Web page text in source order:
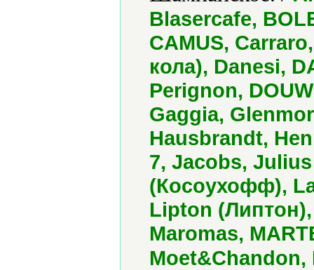
Blasercafe,
CAMUS,
кола), Danesi,
Perignon,
Gaggia,
Hausbrandt,
7, Jacobs,
(Косоухофф),
Lipton
Maromas,
Moet&Chandon,